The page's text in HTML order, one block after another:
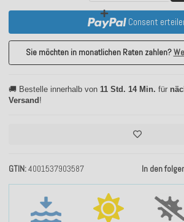
GTIN 4001537903587 In den
Consent
Sie möchten in monatlichen Raten zahlen?
🚚 Bestelle innerhalb von 11 Std. 14 Min. für
Versand !